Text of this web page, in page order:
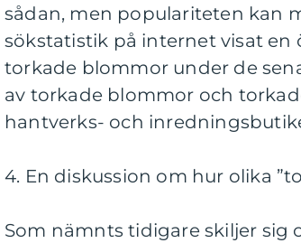
sådan, men populariteten kan
sökstatistik på internet visat
torkade blommor under de
av torkade blommor och
hantverks- och
4. En diskussion om hur olika
Som nämnts tidigare skiljer